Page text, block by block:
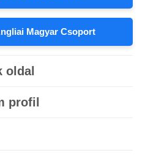
Magyar Csoport
oldal
profil